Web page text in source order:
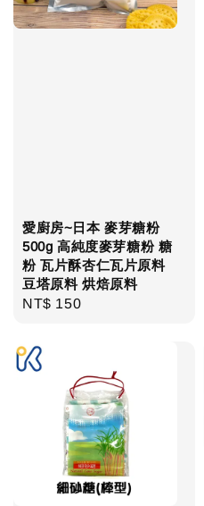
愛廚房~日本 麥芽糖粉
500g 高純度麥芽糖粉 糖
粉 瓦片酥杏仁瓦片原料
豆塔原料 烘焙原料
Regular
NT$ 150